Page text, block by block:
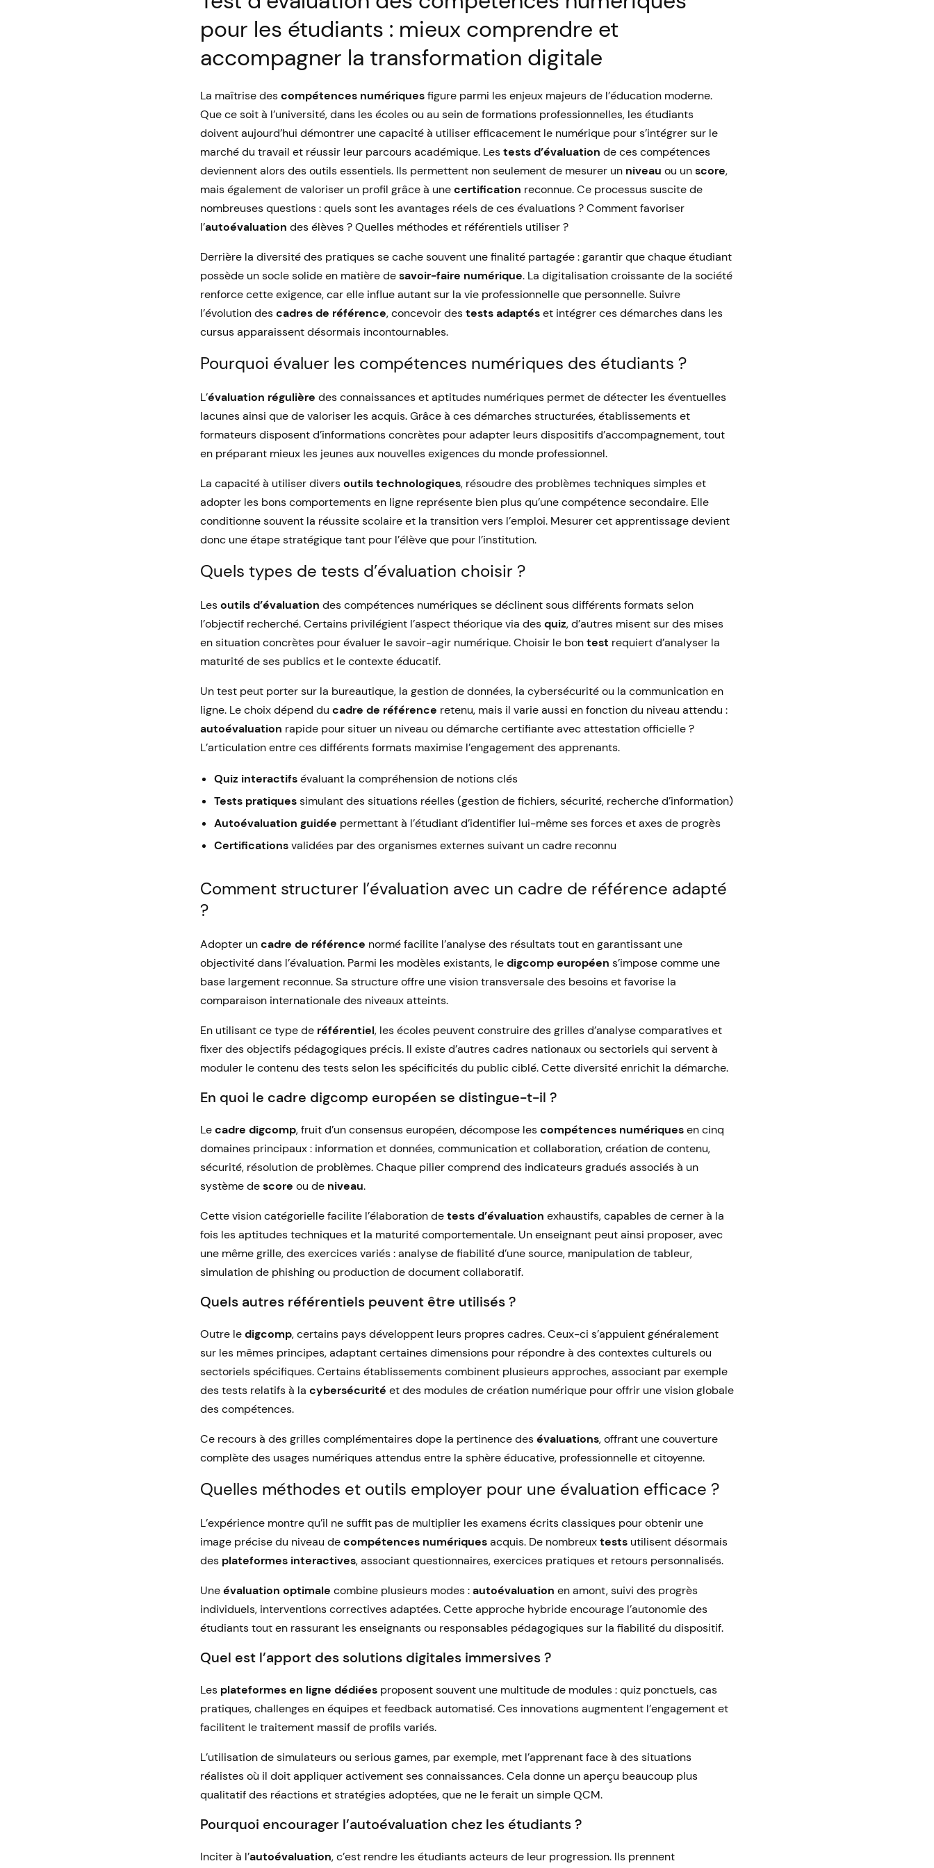
pour les étudiants : mieux comprendre et
accompagner la transformation digitale
La maîtrise descompétences numériquesfigure parmi les enjeux majeurs de l’éducation moderne.
Que ce soit à l’université, dans les écoles ou au sein de formations professionnelles, les étudiants
doivent aujourd’hui démontrer une capacité à utiliser efficacement le numérique pour s’intégrer sur le
marché du travail et réussir leur parcours académique. Lestests d’évaluation de ces compétences
deviennent alors des outils essentiels. Ils permettent non seulement de mesurer un niveau ou unscore,
mais également de valoriser un profil grâce à unecertification reconnue. Ce processus suscite de
nombreuses questions : quels sont les avantages réels de ces évaluations ? Comment favoriser
l’autoévaluation des élèves ? Quelles méthodes et référentiels utiliser ?
Derrière la diversité des pratiques se cache souvent une finalité partagée : garantir que chaque étudiant
possède un socle solide en matière desavoir-faire numérique. La digitalisation croissante de la société
renforce cette exigence, car elle influe autant sur la vie professionnelle que personnelle. Suivre
l’évolution descadres de référence, concevoir destests adaptéset intégrer ces démarches dans les
cursus apparaissent désormais incontournables.
Pourquoi évaluer les compétences numériques des étudiants ?
L’évaluation régulière des connaissances et aptitudes numériques permet de détecter les éventuelles
lacunes ainsi que de valoriser les acquis. Grâce à ces démarches structurées, établissements et
formateurs disposent d’informations concrètes pour adapter leurs dispositifs d’accompagnement, tout
en préparant mieux les jeunes aux nouvelles exigences du monde professionnel.
La capacité à utiliser diversoutils technologiques, résoudre des problèmes techniques simples et
adopter les bons comportements en ligne représente bien plus qu’une compétence secondaire. Elle
conditionne souvent la réussite scolaire et la transition vers l’emploi. Mesurer cet apprentissage devient
donc une étape stratégique tant pour l’élève que pour l’institution.
Quels types de tests d’évaluation choisir ?
Lesoutils d’évaluation des compétences numériques se déclinent sous différents formats selon
l’objectif recherché. Certains privilégient l’aspect théorique via desquiz, d’autres misent sur des mises
en situation concrètes pour évaluer le savoir-agir numérique. Choisir le bontest requiert d’analyser la
maturité de ses publics et le contexte éducatif.
Un test peut porter sur la bureautique, la gestion de données, la cybersécurité ou la communication en
ligne. Le choix dépend du cadre de référence retenu, mais il varie aussi en fonction du niveau attendu :
autoévaluation rapide pour situer un niveau ou démarche certifiante avec attestation officielle ?
L’articulation entre ces différents formats maximise l’engagement des apprenants.
Quiz interactifsévaluant la compréhension de notions clés
Tests pratiquessimulant des situations réelles (gestion de fichiers, sécurité, recherche d’information)
Autoévaluation guidée permettant à l’étudiant d’identifier lui-même ses forces et axes de progrès
Certificationsvalidées par des organismes externes suivant un cadre reconnu
Comment structurer l’évaluation avec un cadre de référence adapté
?
Adopter uncadre de référence normé facilite l’analyse des résultats tout en garantissant une
objectivité dans l’évaluation. Parmi les modèles existants, ledigcomp européen s’impose comme une
base largement reconnue. Sa structure offre une vision transversale des besoins et favorise la
comparaison internationale des niveaux atteints.
En utilisant ce type de référentiel, les écoles peuvent construire des grilles d’analyse comparatives et
fixer des objectifs pédagogiques précis. Il existe d’autres cadres nationaux ou sectoriels qui servent à
moduler le contenu des tests selon les spécificités du public ciblé. Cette diversité enrichit la démarche.
En quoi le cadre digcomp européen se distingue-t-il ?
Lecadre digcomp, fruit d’un consensus européen, décompose lescompétences numériquesen cinq
domaines principaux : information et données, communication et collaboration, création de contenu,
sécurité, résolution de problèmes. Chaque pilier comprend des indicateurs gradués associés à un
système descore ou de niveau.
Cette vision catégorielle facilite l’élaboration detests d’évaluation exhaustifs, capables de cerner à la
fois les aptitudes techniques et la maturité comportementale. Un enseignant peut ainsi proposer, avec
une même grille, des exercices variés : analyse de fiabilité d’une source, manipulation de tableur,
simulation de phishing ou production de document collaboratif.
Quels autres référentiels peuvent être utilisés ?
Outre ledigcomp, certains pays développent leurs propres cadres. Ceux-ci s’appuient généralement
sur les mêmes principes, adaptant certaines dimensions pour répondre à des contextes culturels ou
sectoriels spécifiques. Certains établissements combinent plusieurs approches, associant par exemple
des tests relatifs à la cybersécurité et des modules de création numérique pour offrir une vision globale
des compétences.
Ce recours à des grilles complémentaires dope la pertinence desévaluations, offrant une couverture
complète des usages numériques attendus entre la sphère éducative, professionnelle et citoyenne.
Quelles méthodes et outils employer pour une évaluation efficace ?
L’expérience montre qu’il ne suffit pas de multiplier les examens écrits classiques pour obtenir une
image précise du niveau decompétences numériquesacquis. De nombreuxtests utilisent désormais
des plateformes interactives, associant questionnaires, exercices pratiques et retours personnalisés.
Uneévaluation optimale combine plusieurs modes :autoévaluation en amont, suivi des progrès
individuels, interventions correctives adaptées. Cette approche hybride encourage l’autonomie des
étudiants tout en rassurant les enseignants ou responsables pédagogiques sur la fiabilité du dispositif.
Quel est l’apport des solutions digitales immersives ?
Les plateformes en ligne dédiées proposent souvent une multitude de modules : quiz ponctuels, cas
pratiques, challenges en équipes et feedback automatisé. Ces innovations augmentent l’engagement et
facilitent le traitement massif de profils variés.
L’utilisation de simulateurs ou serious games, par exemple, met l’apprenant face à des situations
réalistes où il doit appliquer activement ses connaissances. Cela donne un aperçu beaucoup plus
qualitatif des réactions et stratégies adoptées, que ne le ferait un simple QCM.
Pourquoi encourager l’autoévaluation chez les étudiants ?
Inciter à l’autoévaluation, c’est rendre les étudiants acteurs de leur progression. Ils prennent